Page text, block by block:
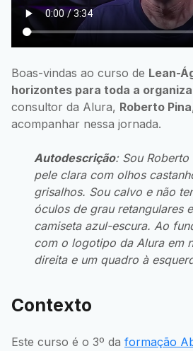
Boas-vindas ao curso de Lean-
horizontes para toda a
consultor da Alura, Roberto Pina
acompanhar nessa jornada.
Autodescrição: Sou Roberto
pele clara com olhos
grisalhos. Sou calvo e não
óculos de grau retangulares
camiseta azul-escura. Ao
com o logotipo da Alura em
direita e um quadro à
Contexto
Este curso é o 3º da formação